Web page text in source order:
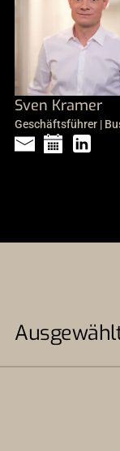
Sven Kramer
Geschäftsführer |